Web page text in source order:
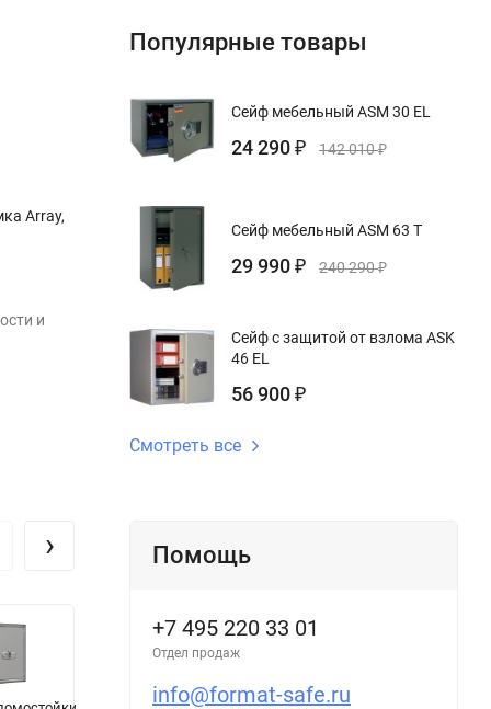
Array,
и
›
Популярные товары
Сейф мебельный ASM 30 EL
24 290 ₽ 142 010₽
Сейф мебельный ASM 63 T
29 990 ₽ 240 290₽
Сейф с защитой от взлома ASK
46 EL
56 900 ₽
Смотреть все
Помощь
+7 495 220 33 01
Отдел продаж
info@format-safe.ru